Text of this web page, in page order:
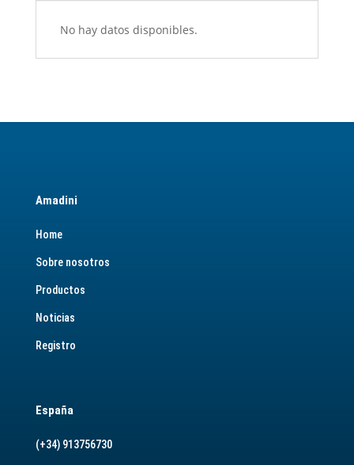
No hay datos disponibles.
Amadini
Home
Sobre nosotros
Productos
Noticias
Registro
España
(+34) 913756730